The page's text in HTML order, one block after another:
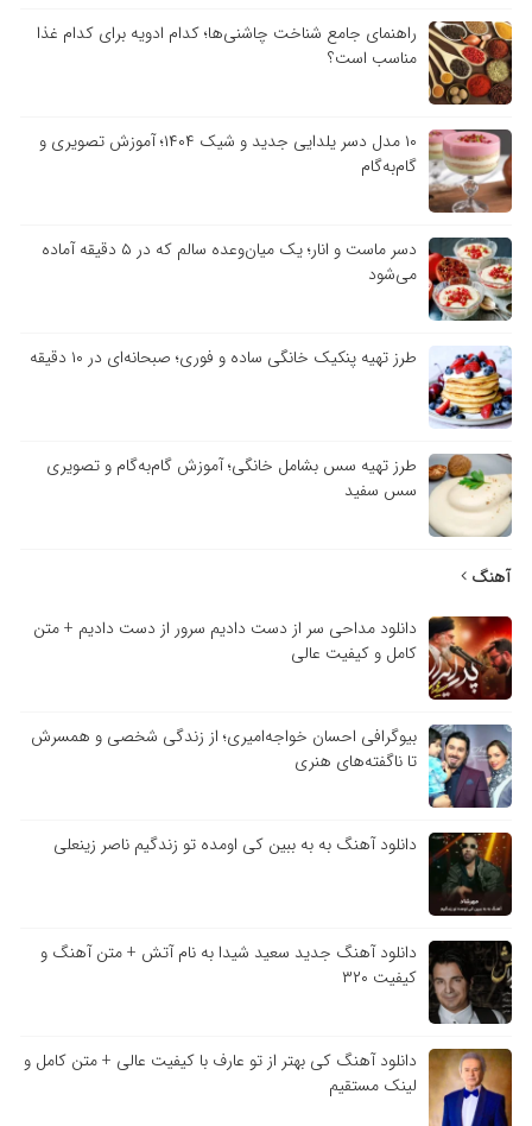
راهنمای جامع شناخت چاشنی‌ها؛ کدام ادویه برای کدام غذا
مناسب است؟
۱۰ مدل دسر یلدایی جدید و شیک ۱۴۰۴؛ آموزش تصویری و
گام‌به‌گام
دسر ماست و انار؛ یک میان‌وعده سالم که در ۵ دقیقه آماده
می‌شود
طرز تهیه پنکیک خانگی ساده و فوری؛ صبحانه‌ای در ۱۰ دقیقه
طرز تهیه سس بشامل خانگی؛ آموزش گام‌به‌گام و تصویری
سس سفید
آهنگ
دانلود مداحی سر از دست دادیم سرور از دست دادیم + متن
کامل و کیفیت عالی
بیوگرافی احسان خواجه‌امیری؛ از زندگی شخصی و همسرش
تا ناگفته‌های هنری
دانلود آهنگ به به ببین کی اومده تو زندگیم ناصر زینعلی
دانلود آهنگ جدید سعید شیدا به نام آتش + متن آهنگ و
کیفیت ۳۲۰
دانلود آهنگ کی بهتر از تو عارف با کیفیت عالی + متن کامل و
لینک مستقیم